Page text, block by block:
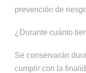
prevención de
¿Durante cuánto
Se conservarán
cumplir con la